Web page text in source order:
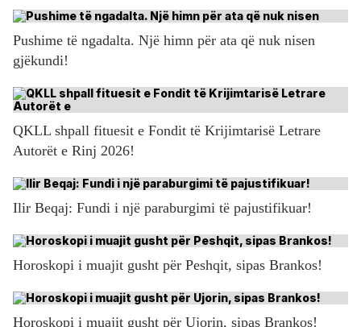
Pushime të ngadalta. Një himn për ata që nuk nisen
gjëkundi!
QKLL shpall fituesit e Fondit të Krijimtarisë Letrare
Autorët e Rinj 2026!
Ilir Beqaj: Fundi i një paraburgimi të pajustifikuar!
Horoskopi i muajit gusht për Peshqit, sipas Brankos!
Horoskopi i muajit gusht për Ujorin, sipas Brankos!